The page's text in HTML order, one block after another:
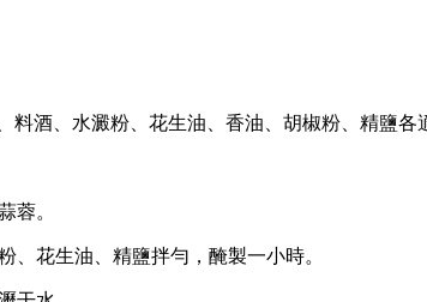
酒、水澱粉、花生油、香油、胡椒粉、精鹽各
蓉。
花生油、精鹽拌勻，醃製一小時。